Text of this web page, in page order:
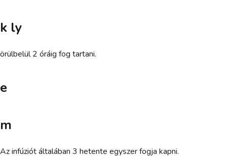
k ly
örülbelül 2 óráig fog tartani.
e
m
Az infúziót általában 3 hetente egyszer fogja kapni.